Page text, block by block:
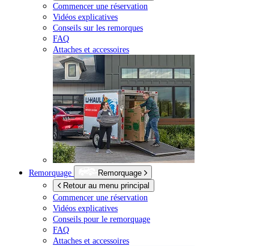
Commencer une réservation
Vidéos explicatives
Conseils sur les remorques
FAQ
Attaches et accessoires
Remorquage
Remorquage
Retour au menu principal
Commencer une réservation
Vidéos explicatives
Conseils pour le remorquage
FAQ
Attaches et accessoires